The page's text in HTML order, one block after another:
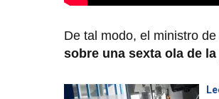
De tal modo, el ministro
sobre una sexta ola de